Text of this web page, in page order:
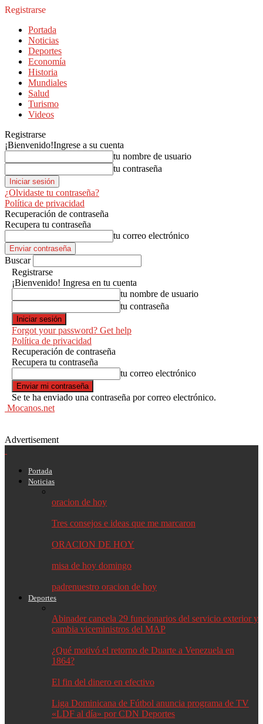
Registrarse
Portada
Noticias
Deportes
Economía
Historia
Mundiales
Salud
Turismo
Videos
Registrarse
¡Bienvenido!Ingrese a su cuenta
tu nombre de usuario
tu contraseña
¿Olvidaste tu contraseña?
Política de privacidad
Recuperación de contraseña
Recupera tu contraseña
tu correo electrónico
Buscar
Registrarse
¡Bienvenido! Ingresa en tu cuenta
tu nombre de usuario
tu contraseña
Forgot your password? Get help
Política de privacidad
Recuperación de contraseña
Recupera tu contraseña
tu correo electrónico
Se te ha enviado una contraseña por correo electrónico.
Mocanos.net
Advertisement
Portada
Noticias
oracion de hoy
Tres consejos e ideas que me marcaron
ORACION DE HOY
misa de hoy domingo
padrenuestro oracion de hoy
Deportes
Abinader cancela 29 funcionarios del servicio exterior y
cambia viceministros del MAP
¿Qué motivó el retorno de Duarte a Venezuela en
1864?
El fin del dinero en efectivo
Liga Dominicana de Fútbol anuncia programa de TV
«LDF al día» por CDN Deportes